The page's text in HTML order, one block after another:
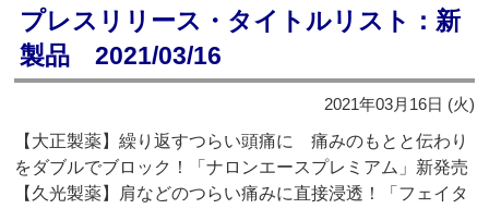
プレスリリース・タイトルリスト：新
製品 2021/03/16
2021年03月16日 (火)
【大正製薬】繰り返すつらい頭痛に 痛みのもとと伝わり
をダブルでブロック！「ナロンエースプレミアム」新発売
【久光製薬】肩などのつらい痛みに直接浸透！「フェイタ